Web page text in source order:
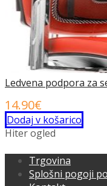
Ledvena podpora za
14.90€
Dodaj v košarico
Hiter ogled
Trgovina
Splošni pogoji